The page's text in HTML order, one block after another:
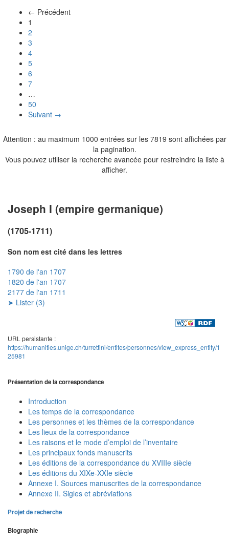
← Précédent
1
2
3
4
5
6
7
…
50
Suivant →
Attention : au maximum 1000 entrées sur les 7819 sont affichées par
la pagination.
Vous pouvez utiliser la recherche avancée pour restreindre la liste à
afficher.
Joseph I (empire germanique)
(1705-1711)
Son nom est cité dans les lettres
1790 de l'an 1707
1820 de l'an 1707
2177 de l'an 1711
➤ Lister (3)
URL persistante :
https://humanities.unige.ch/turrettini/entites/personnes/view_express_entity/1
25981
Présentation de la correspondance
Introduction
Les temps de la correspondance
Les personnes et les thèmes de la correspondance
Les lieux de la correspondance
Les raisons et le mode d’emploi de l’inventaire
Les principaux fonds manuscrits
Les éditions de la correspondance du XVIIIe siècle
Les éditions du XIXe-XXIe siècle
Annexe I. Sources manuscrites de la correspondance
Annexe II. Sigles et abréviations
Projet de recherche
Biographie